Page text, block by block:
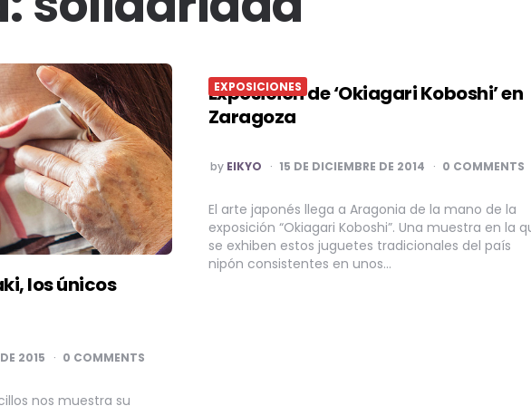
los únicos
2015 0 COMMENTS
nos muestra su
EXPOSICIONES
Exposición de ‘Okiagari Koboshi’ en
Zaragoza
POSTED
BY
by EIKYO 15 DE DICIEMBRE DE 2014 0 COMMENTS
El arte japonés llega a Aragonia de la mano de la
exposición “Okiagari Koboshi”. Una muestra en la
se exhiben estos juguetes tradicionales del país
nipón consistentes en unos…